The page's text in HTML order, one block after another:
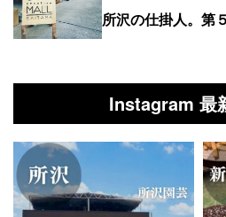
所沢の仕掛人。
Instagram 最